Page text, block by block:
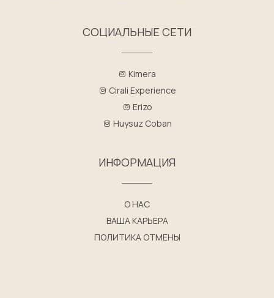
СОЦИАЛЬНЫЕ СЕТИ
Kimera
Cirali Experience
Erizo
Huysuz Coban
ИНФОРМАЦИЯ
О НАС
ВАША КАРЬЕРА
ПОЛИТИКА ОТМЕНЫ